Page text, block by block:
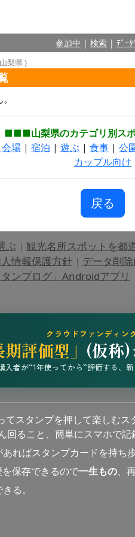
参加中 | 検索 | ﾃﾞｰ
梨県 )
■■■山梨県のカテゴリ別ス
場 | 宿泊 | 遊ぶ | 食事 | 公
カップル向け
戻る
ぶ | 観光名所スポットを都
情報保護方針 | データ削
タンプログ」Androidアプリ
クラウドファンディン
期評価型」 (仮称
入者が“1年使ってから”評価する、
スタンプを押して楽しむス
回ること、簡単にスマホで記
あればスタンプカードを持ち
保存できるので一生もの、
る。